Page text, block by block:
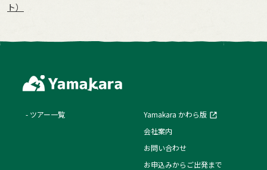
ト）
ツアー一覧
Yamakara かわら版
会社案内
お問い合わせ
お申込みからご出発まで